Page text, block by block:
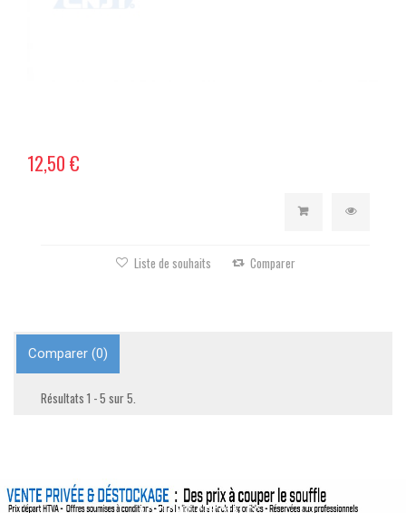
12,50 €
Liste de souhaits Comparer
Comparer (0)
Résultats 1 - 5 sur 5.